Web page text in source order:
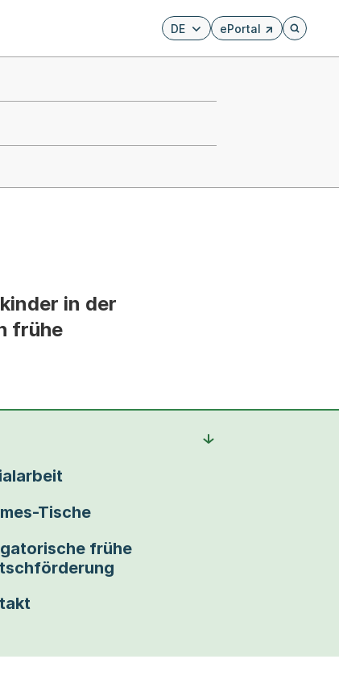
DE ePortal
Externer Link, wird in
Öffnet
in der
frühe
Tische
frühe